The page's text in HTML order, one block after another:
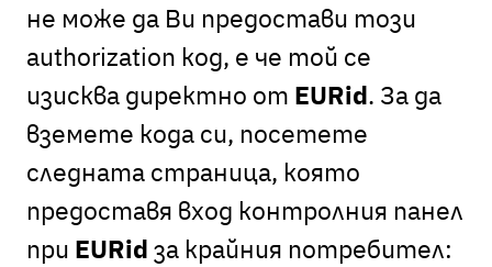
не може да Ви предостави този
authorization код, е че той се
изисква директно от EURid. За да
вземете кода си, посетете
следната страница, която
предоставя вход контролния панел
при EURid за крайния потребител: